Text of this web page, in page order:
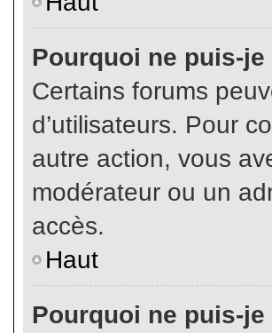
Pourquoi ne puis-
Certains forums
d’utilisateurs. Pour
autre action, vous
modérateur ou un
accès.
Haut
Pourquoi ne puis-